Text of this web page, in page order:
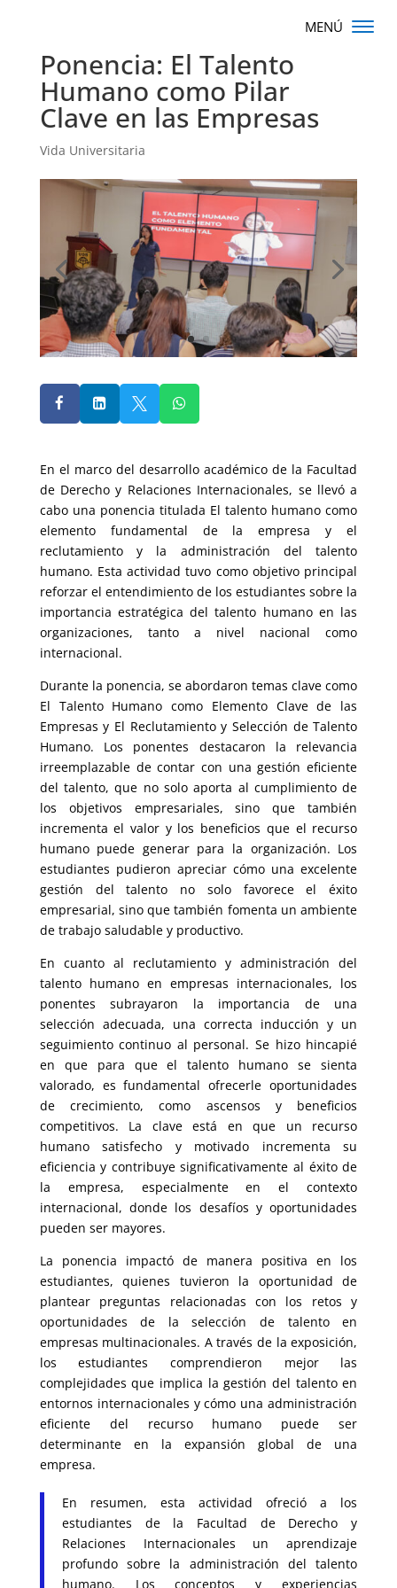
Ponencia: El Talento
Humano como Pilar
Clave en las Empresas
Vida Universitaria
   
En el marco del desarrollo académico de la Facultad
de Derecho y Relaciones Internacionales, se llevó a
cabo una ponencia titulada El talento humano como
elemento fundamental de la empresa y el
reclutamiento y la administración del talento
humano. Esta actividad tuvo como objetivo principal
reforzar el entendimiento de los estudiantes sobre la
importancia estratégica del talento humano en las
organizaciones, tanto a nivel nacional como
internacional.
Durante la ponencia, se abordaron temas clave como
El Talento Humano como Elemento Clave de las
Empresas y El Reclutamiento y Selección de Talento
Humano. Los ponentes destacaron la relevancia
irreemplazable de contar con una gestión eficiente
del talento, que no solo aporta al cumplimiento de
los objetivos empresariales, sino que también
incrementa el valor y los beneficios que el recurso
humano puede generar para la organización. Los
estudiantes pudieron apreciar cómo una excelente
gestión del talento no solo favorece el éxito
empresarial, sino que también fomenta un ambiente
de trabajo saludable y productivo.
En cuanto al reclutamiento y administración del
talento humano en empresas internacionales, los
ponentes subrayaron la importancia de una
selección adecuada, una correcta inducción y un
seguimiento continuo al personal. Se hizo hincapié
en que para que el talento humano se sienta
valorado, es fundamental ofrecerle oportunidades
de crecimiento, como ascensos y beneficios
competitivos. La clave está en que un recurso
humano satisfecho y motivado incrementa su
eficiencia y contribuye significativamente al éxito de
la empresa, especialmente en el contexto
internacional, donde los desafíos y oportunidades
pueden ser mayores.
La ponencia impactó de manera positiva en los
estudiantes, quienes tuvieron la oportunidad de
plantear preguntas relacionadas con los retos y
oportunidades de la selección de talento en
empresas multinacionales. A través de la exposición,
los estudiantes comprendieron mejor las
complejidades que implica la gestión del talento en
entornos internacionales y cómo una administración
eficiente del recurso humano puede ser
determinante en la expansión global de una
empresa.
En resumen, esta actividad ofreció a los
estudiantes de la Facultad de Derecho y
Relaciones Internacionales un aprendizaje
profundo sobre la administración del talento
humano. Los conceptos y experiencias